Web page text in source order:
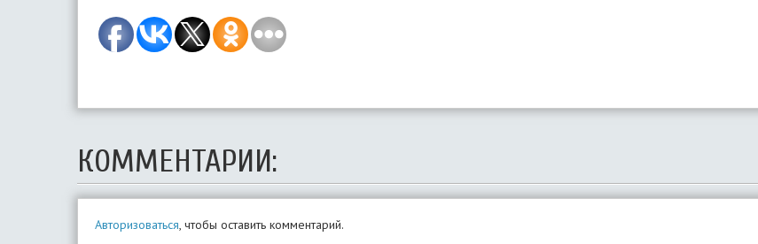
КОММЕНТАРИИ:
Авторизоваться, чтобы оставить комментарий.